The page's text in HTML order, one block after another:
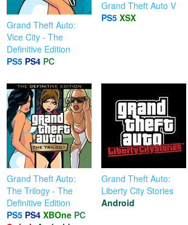
Grand Theft Auto:
Vice City - The
Definitive Edition
PS5 PS4 PC
Grand Theft Auto V
PS5 XSX
Grand Theft Auto:
The Trilogy - The
Definitive Edition
PS5 PS4 XBOne PC
Grand Theft Auto:
Liberty City Stories
Android